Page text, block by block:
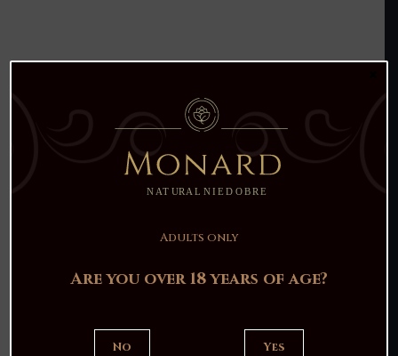
Syropy naturalne domowej roboty
Adults only
Are you over 18 years of age?
No Yes